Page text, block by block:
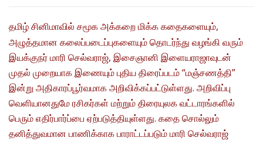
தமிழ் சினிமாவில் சமூக அக்கறை மிக்க கதைகளையும்,
அழுத்தமான கலைப்படைப்புகளையும் தொடர்ந்து வழங்கி வரும்
இயக்குநர் மாரி செல்வராஜ், இசைஞானி இளையராஜாவுடன்
முதல் முறையாக இணையும் புதிய திரைப்படம் “மஞ்சணத்தி”
இன்று அதிகாரப்பூர்வமாக அறிவிக்கப்பட்டுள்ளது. அறிவிப்பு
வெளியானதுமே ரசிகர்கள் மற்றும் திரையுலக வட்டாரங்களில்
பெரும் எதிர்பார்ப்பை ஏற்படுத்தியுள்ளது. கதை சொல்லும்
தனித்துவமான பாணிக்காக பாராட்டப்படும் மாரி செல்வராஜ்